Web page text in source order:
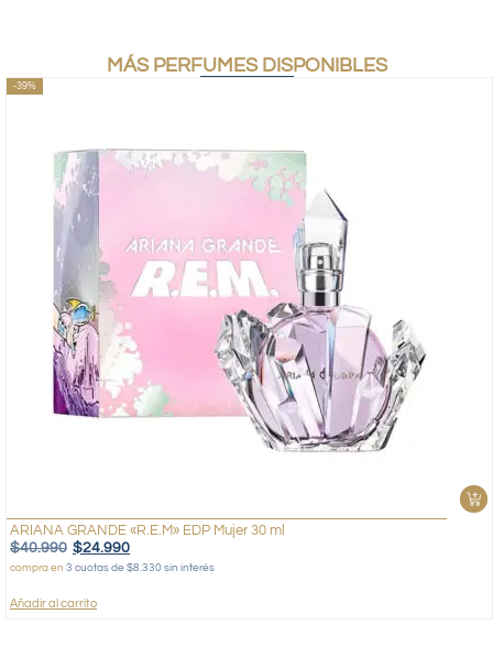
MÁS PERFUMES DISPONIBLES
-39%
ARIANA GRANDE «R.E.M» EDP Mujer 30 ml
$40.990 $24.990
compra en 3 cuotas de $8.330 sin interés
Añadir al carrito